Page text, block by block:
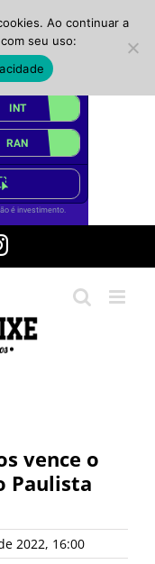
Instagram
vence o
Paulista
2022, 16:00
Ao continuar a
seu uso: